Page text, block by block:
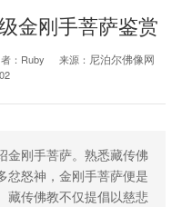
金刚手菩萨鉴赏
： Ruby 来源： 尼泊尔佛像网
金刚手菩萨。熟悉藏传佛
忿怒神，金刚手菩萨便是
藏传佛教不仅提倡以慈悲